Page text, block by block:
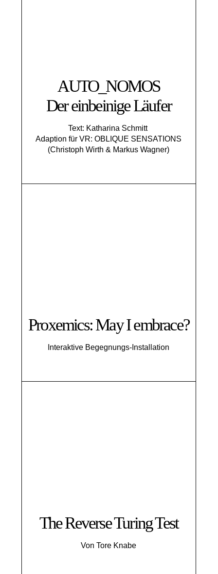
AUTO_NOMOS
Der einbeinige Läufer
Text: Katharina Schmitt
Adaption für VR: OBLIQUE SENSATIONS
(Christoph Wirth & Markus Wagner)
Proxemics: May I embrace?
Interaktive Begegnungs-Installation
The Reverse Turing Test
Von Tore Knabe